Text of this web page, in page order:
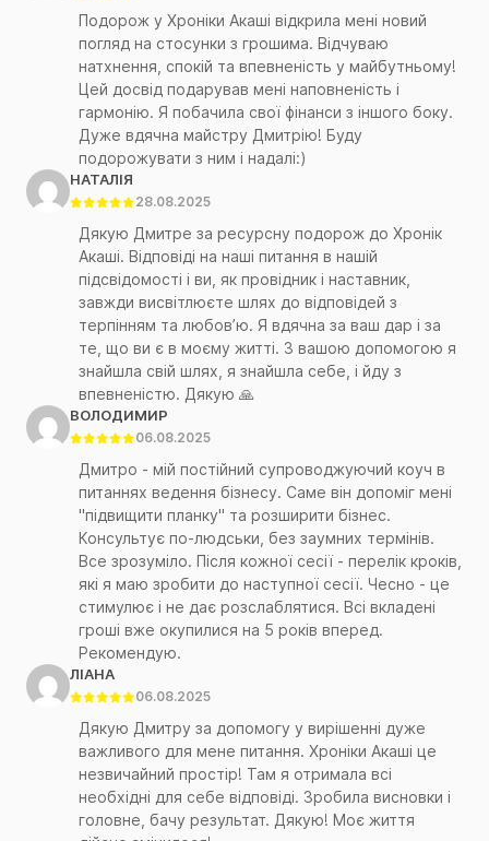
Подорож у Хроніки Акаші відкрила мені новий
погляд на стосунки з грошима. Відчуваю
натхнення, спокій та впевненість у майбутньому!
Цей досвід подарував мені наповненість і
гармонію. Я побачила свої фінанси з іншого боку.
Дуже вдячна майстру Дмитрію! Буду
подорожувати з ним і надалі:)
НАТАЛІЯ
28.08.2025
Дякую Дмитре за ресурсну подорож до Хронік
Акаші. Відповіді на наші питання в нашій
підсвідомості і ви, як провідник і наставник,
завжди висвітлюєте шлях до відповідей з
терпінням та любовʼю. Я вдячна за ваш дар і за
те, що ви є в моєму житті. З вашою допомогою я
знайшла свій шлях, я знайшла себе, і йду з
впевненістю. Дякую 🙏
ВОЛОДИМИР
06.08.2025
Дмитро - мій постійний супроводжуючий коуч в
питаннях ведення бізнесу. Саме він допоміг мені
"підвищити планку" та розширити бізнес.
Консультує по-людськи, без заумних термінів.
Все зрозуміло. Після кожної сесії - перелік кроків,
які я маю зробити до наступної сесії. Чесно - це
стимулює і не дає розслаблятися. Всі вкладені
гроші вже окупилися на 5 років вперед.
Рекомендую.
ЛІАНА
06.08.2025
Дякую Дмитру за допомогу у вирішенні дуже
важливого для мене питання. Хроніки Акаші це
незвичайний простір! Там я отримала всі
необхідні для себе відповіді. Зробила висновки і
головне, бачу результат. Дякую! Моє життя